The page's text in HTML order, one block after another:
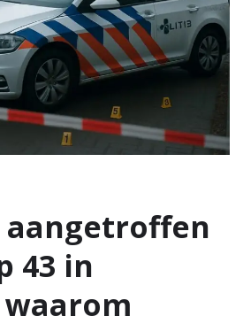
aangetroffen
43 in